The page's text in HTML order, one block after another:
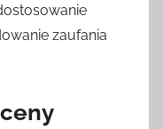
zaufania